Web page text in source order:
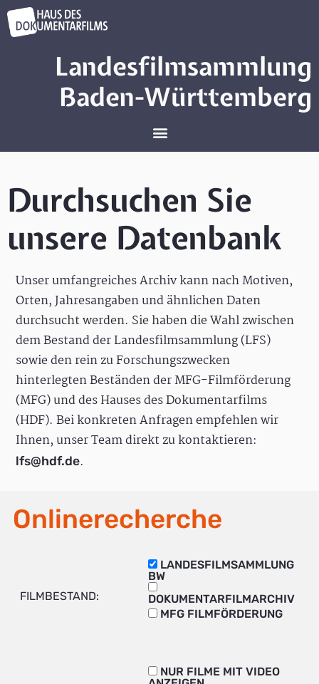
Landesfilmsammlung
Baden-Württemberg
Durchsuchen Sie
unsere Datenbank
Unser umfangreiches Archiv kann nach Motiven,
Orten, Jahresangaben und ähnlichen Daten
durchsucht werden. Sie haben die Wahl zwischen
dem Bestand der Landesfilmsammlung (LFS)
sowie den rein zu Forschungszwecken
hinterlegten Beständen der MFG-Filmförderung
(MFG) und des Hauses des Dokumentarfilms
(HDF). Bei konkreten Anfragen empfehlen wir
Ihnen, unser Team direkt zu kontaktieren:
lfs@hdf.de.
Onlinerecherche
FILMBESTAND:
LANDESFILMSAMMLUNG
BW
DOKUMENTARFILMARCHIV
MFG FILMFÖRDERUNG
NUR FILME MIT VIDEO